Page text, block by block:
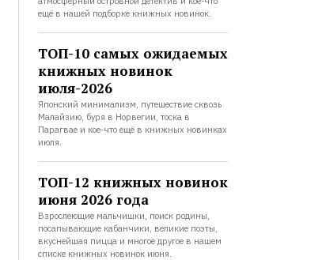
ещё в нашей подборке книжных новинок.
ТОП-10 самых ожидаемых
книжных новинок
июля-2026
Японский минимализм, путешествие сквозь
Малайзию, буря в Норвегии, тоска в
Парагвае и кое-что ещё в книжных новинках
июля.
ТОП-12 книжных новинок
июня 2026 года
Взрослеющие мальчишки, поиск родины,
посапывающие кабанчики, великие поэты,
вкуснейшая пицца и многое другое в нашем
списке книжных новинок июня.